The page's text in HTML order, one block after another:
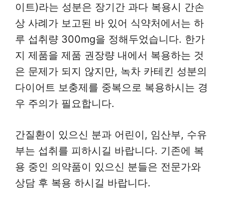
이트)라는 성분은 장기간 과다 복용시 간손
상 사례가 보고된 바 있어 식약처에서는 하
루 섭취량 300mg을 정해두었습니다. 한가
지 제품을 제품 권장량 내에서 복용하는 것
은 문제가 되지 않지만, 녹차 카테킨 성분의
다이어트 보충제를 중복으로 복용하시는 경
우 주의가 필요합니다.
간질환이 있으신 분과 어린이, 임산부, 수유
부는 섭취를 피하시길 바랍니다. 기존에 복
용 중인 의약품이 있으신 분들은 전문가와
상담 후 복용 하시길 바랍니다.